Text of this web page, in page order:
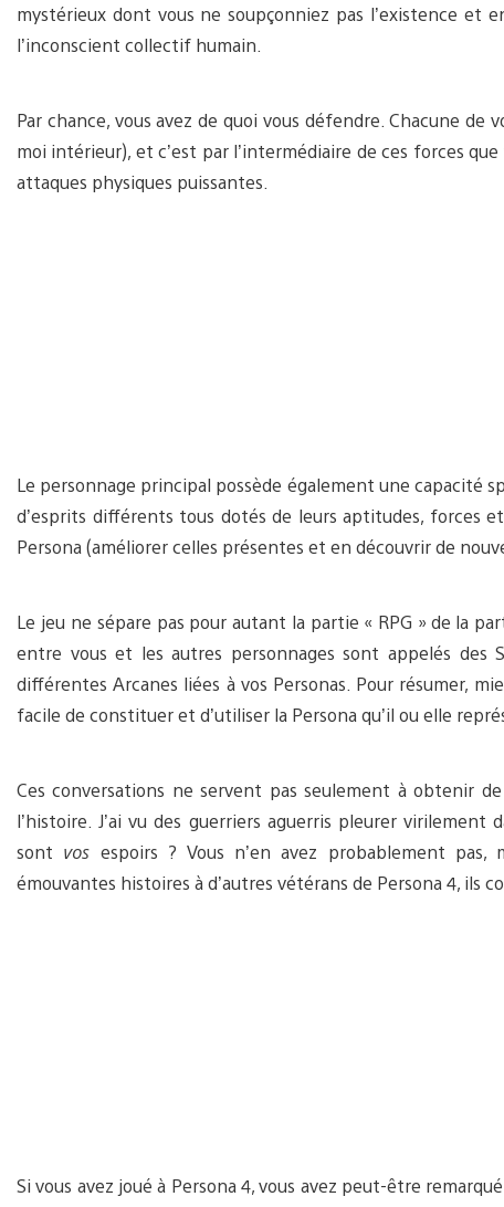
mystérieux dont vous ne soupçonniez pas l’existence et
l’inconscient collectif humain.
Par chance, vous avez de quoi vous défendre. Chacune de
moi intérieur), et c’est par l’intermédiaire de ces forces
attaques physiques puissantes.
Le personnage principal possède également une capacité
d’esprits différents tous dotés de leurs aptitudes, forces
Persona (améliorer celles présentes et en découvrir de
Le jeu ne sépare pas pour autant la partie « RPG » de la
entre vous et les autres personnages sont appelés des
différentes Arcanes liées à vos Personas. Pour résumer,
facile de constituer et d’utiliser la Persona qu’il ou elle
Ces conversations ne servent pas seulement à obtenir
l’histoire. J’ai vu des guerriers aguerris pleurer
sont vos espoirs ? Vous n’en avez probablement pas,
émouvantes histoires à d’autres vétérans de Persona 4, ils
Si vous avez joué à Persona 4, vous avez peut-être